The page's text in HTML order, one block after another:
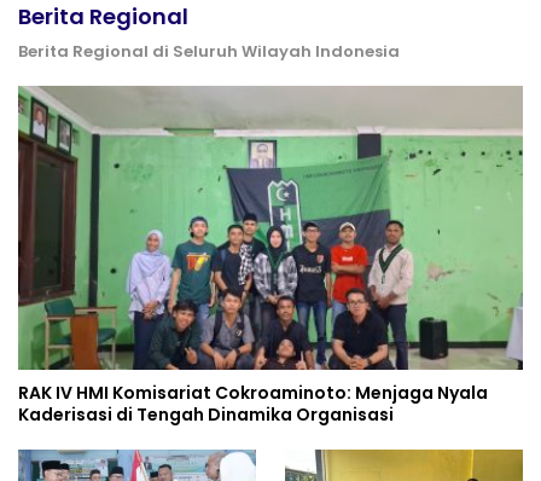
Berita Regional
Berita Regional di Seluruh Wilayah Indonesia
RAK IV HMI Komisariat Cokroaminoto: Menjaga Nyala
Kaderisasi di Tengah Dinamika Organisasi